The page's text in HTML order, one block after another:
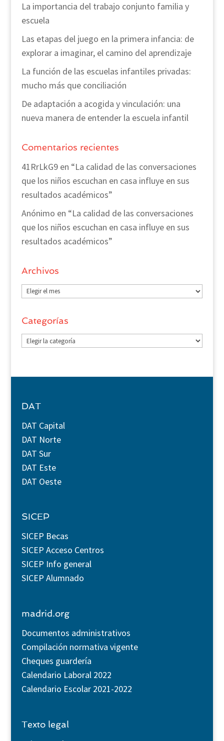
La importancia del trabajo conjunto familia y
escuela
Las etapas del juego en la primera infancia: de
explorar a imaginar, el camino del aprendizaje
La función de las escuelas infantiles privadas:
mucho más que conciliación
De adaptación a acogida y vinculación: una
nueva manera de entender la escuela infantil
Comentarios recientes
41RrLkG9en “La calidad de las conversaciones
que los niños escuchan en casa influye en sus
resultados académicos”
Anónimo en “La calidad de las conversaciones
que los niños escuchan en casa influye en sus
resultados académicos”
Archivos
Archivos
Categorías
Categorías
DAT
DAT Capital
DAT Norte
DAT Sur
DAT Este
DAT Oeste
SICEP
SICEP Becas
SICEP Acceso Centros
SICEP Info general
SICEP Alumnado
madrid.org
Documentos administrativos
Compilación normativa vigente
Cheques guardería
Calendario Laboral 2022
Calendario Escolar 2021-2022
Texto legal